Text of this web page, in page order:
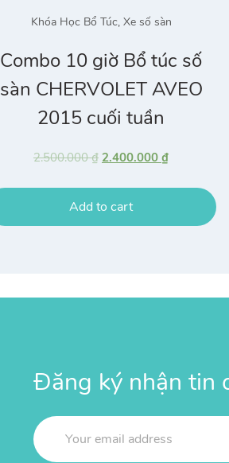
Khóa Học Bổ Túc, Xe số sàn
Combo 10 giờ Bổ túc số
sàn CHERVOLET AVEO
2015 cuối tuần
2.500.000₫ 2.400.000₫
Add to cart
Đăng ký nhận tin